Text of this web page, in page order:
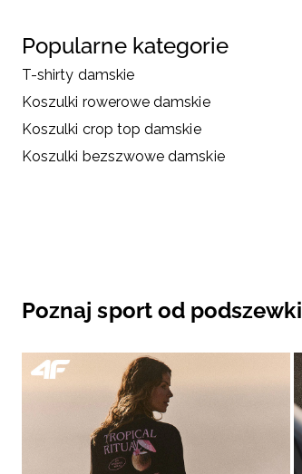
Popularne kategorie
T-shirty damskie
Koszulki rowerowe damskie
Koszulki crop top damskie
Koszulki bezszwowe damskie
Poznaj sport od podszewki